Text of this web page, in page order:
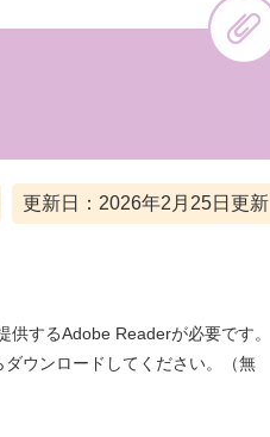
更新日：2026年2月25日更新
するAdobe Readerが必要です。
ウンロードしてください。（無